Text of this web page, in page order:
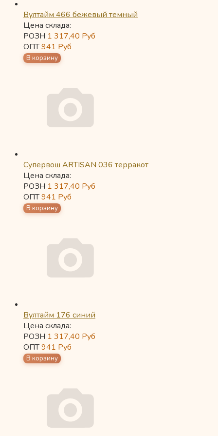
Вултайм 466 бежевый темный
Цена склада:
РОЗН 1 317,40 Руб
ОПТ941 Руб
Супервош ARTISAN 036 терракот
Цена склада:
РОЗН 1 317,40 Руб
ОПТ941 Руб
Вултайм 176 синий
Цена склада:
РОЗН 1 317,40 Руб
ОПТ941 Руб